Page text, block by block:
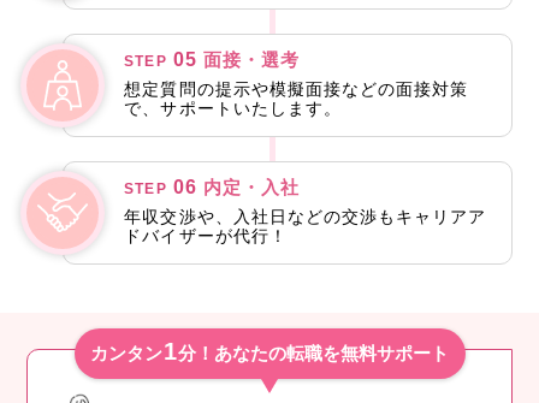
STEP 05 面接・選考
想定質問の提示や模擬面接などの面接対策
で、サポートいたします。
STEP 06 内定・入社
年収交渉や、入社日などの交渉もキャリアア
ドバイザーが代行！
カンタン1分！あなたの転職を無料サポート